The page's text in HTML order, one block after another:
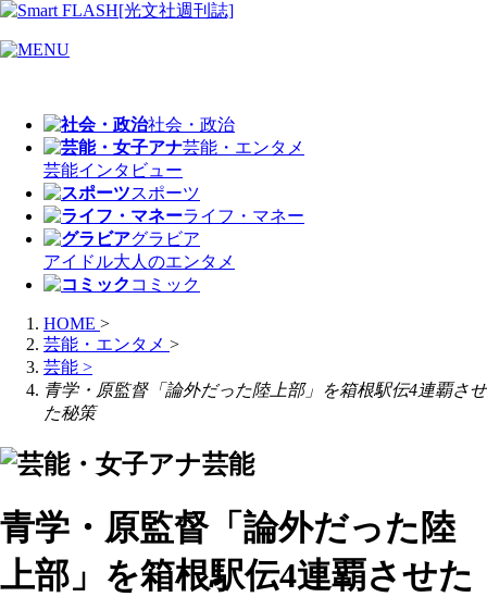
社会・政治
芸能・エンタメ
芸能インタビュー
スポーツ
ライフ・マネー
グラビア
アイドル大人のエンタメ
コミック
HOME >
芸能・エンタメ >
芸能 >
青学・原監督「論外だった陸上部」を箱根駅伝4連覇させ
た秘策
芸能
青学・原監督「論外だった陸
上部」を箱根駅伝4連覇させた